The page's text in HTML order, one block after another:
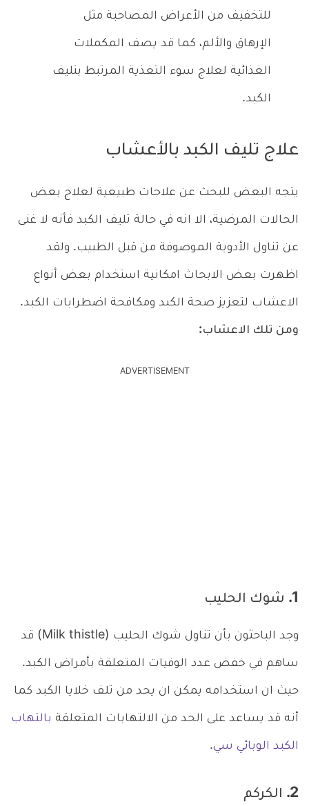
للتخفيف من الأعراض المصاحبة مثل
الإرهاق والألم، كما قد يصف المكملات
الغذائية لعلاج سوء التغذية المرتبط بتليف
الكبد.
علاج تليف الكبد بالأعشاب
يتجه البعض للبحث عن علاجات طبيعية لعلاج بعض
الحالات المرضية، الا انه في حالة تليف الكبد فأنه لا غنى
عن تناول الأدوية الموصوفة من قبل الطبيب. ولقد
اظهرت بعض الابحاث امكانية استخدام بعض أنواع
الاعشاب لتعزيز صحة الكبد ومكافحة اضطرابات الكبد.
ومن تلك الاعشاب:
ADVERTISEMENT
1. شوك الحليب
وجد الباحثون بأن تناول شوك الحليب (Milk thistle) قد
ساهم في خفض عدد الوفيات المتعلقة بأمراض الكبد.
حيث ان استخدامه يمكن ان يحد من تلف خلايا الكبد كما
أنه قد يساعد على الحد من الالتهابات المتعلقة بالتهاب
الكبد الوبائي سي.
2. الكركم